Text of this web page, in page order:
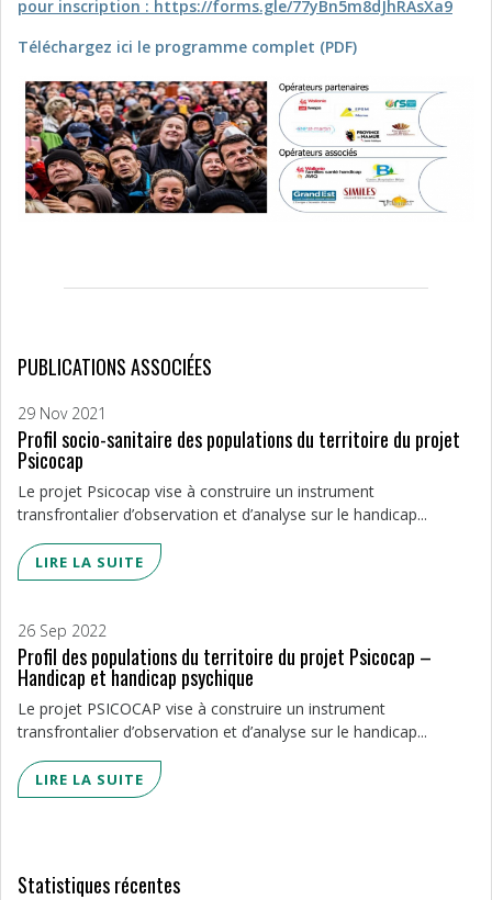
pour inscription : https://forms.gle/77yBn5m8dJhRAsXa9
Téléchargez ici le programme complet (PDF)
PUBLICATIONS ASSOCIÉES
29 Nov 2021
Profil socio-sanitaire des populations du territoire du projet
Psicocap
Le projet Psicocap vise à construire un instrument
transfrontalier d’observation et d’analyse sur le handicap...
LIRE LA SUITE
26 Sep 2022
Profil des populations du territoire du projet Psicocap –
Handicap et handicap psychique
Le projet PSICOCAP vise à construire un instrument
transfrontalier d’observation et d’analyse sur le handicap...
LIRE LA SUITE
Statistiques récentes